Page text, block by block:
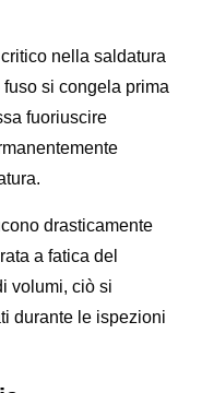
nella saldatura
si congela prima
fuoriuscire
drasticamente
a fatica del
volumi, ciò si
durante le ispezioni